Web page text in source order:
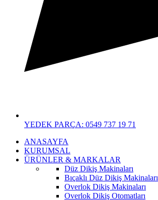
YEDEK PARÇA: 0549 737 19 71
ANASAYFA
KURUMSAL
ÜRÜNLER & MARKALAR
Düz Dikiş Makinaları
Bıçaklı Düz Dikiş Makinaları
Overlok Dikiş Makinaları
Overlok Dikiş Otomatları